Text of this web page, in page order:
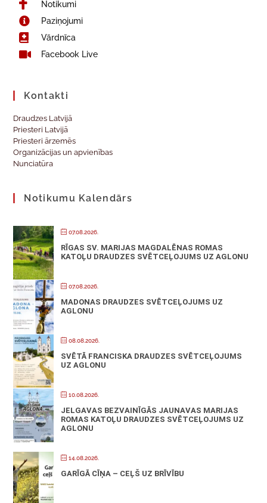
Notikumi
Paziņojumi
Vārdnīca
Facebook Live
Kontakti
Draudzes Latvijā
Priesteri Latvijā
Priesteri ārzemēs
Organizācijas un apvienības
Nunciatūra
Notikumu Kalendārs
07.08.2026.
RĪGAS SV. MARIJAS MAGDALĒNAS ROMAS
KATOĻU DRAUDZES SVĒTCEĻOJUMS UZ AGLONU
07.08.2026.
MADONAS DRAUDZES SVĒTCEĻOJUMS UZ
AGLONU
08.08.2026.
SVĒTĀ FRANCISKA DRAUDZES SVĒTCEĻOJUMS
UZ AGLONU
10.08.2026.
JELGAVAS BEZVAINĪGĀS JAUNAVAS MARIJAS
ROMAS KATOĻU DRAUDZES SVĒTCEĻOJUMS UZ
AGLONU
14.08.2026.
GARĪGĀ CĪŅA – CEĻŠ UZ BRĪVĪBU